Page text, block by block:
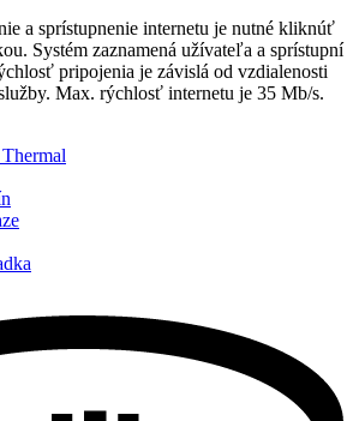
a sprístupnenie internetu je nutné kliknúť
Systém zaznamená užívateľa a sprístupní
pripojenia je závislá od vzdialenosti
Max. rýchlosť internetu je 35 Mb/s.